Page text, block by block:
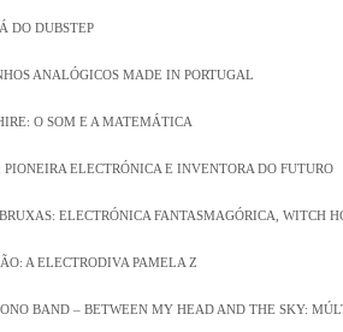
DO DUBSTEP
ANALÓGICOS MADE IN PORTUGAL
O SOM E A MATEMÁTICA
ELECTRÓNICA E INVENTORA DO FUTURO
ELECTRÓNICA FANTASMAGÓRICA, WITCH
A ELECTRODIVA PAMELA Z
BAND – BETWEEN MY HEAD AND THE SKY: